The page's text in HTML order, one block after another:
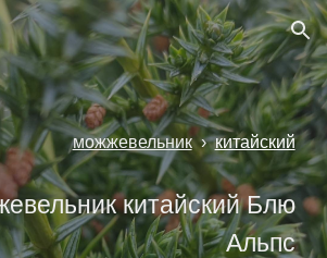
Skip to navigation
можжевельник›китайский
китайский Блю
Альпс